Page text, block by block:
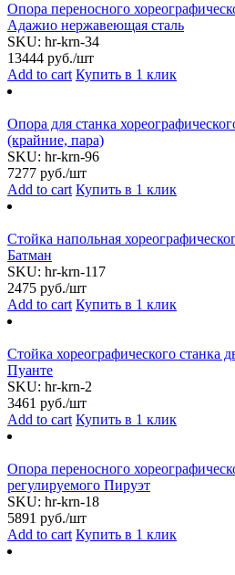
Опора переносного
Адажио нержавеющая сталь
SKU: hr-krn-34
13444 руб./шт
Add to cart Купить в 1 клик
Опора для станка
(крайние, пара)
SKU: hr-krn-96
7277 руб./шт
Add to cart Купить в 1 клик
Стойка напольная
Батман
SKU: hr-krn-117
2475 руб./шт
Add to cart Купить в 1 клик
Стойка хореографического станка
Пуанте
SKU: hr-krn-2
3461 руб./шт
Add to cart Купить в 1 клик
Опора переносного
регулируемого Пируэт
SKU: hr-krn-18
5891 руб./шт
Add to cart Купить в 1 клик